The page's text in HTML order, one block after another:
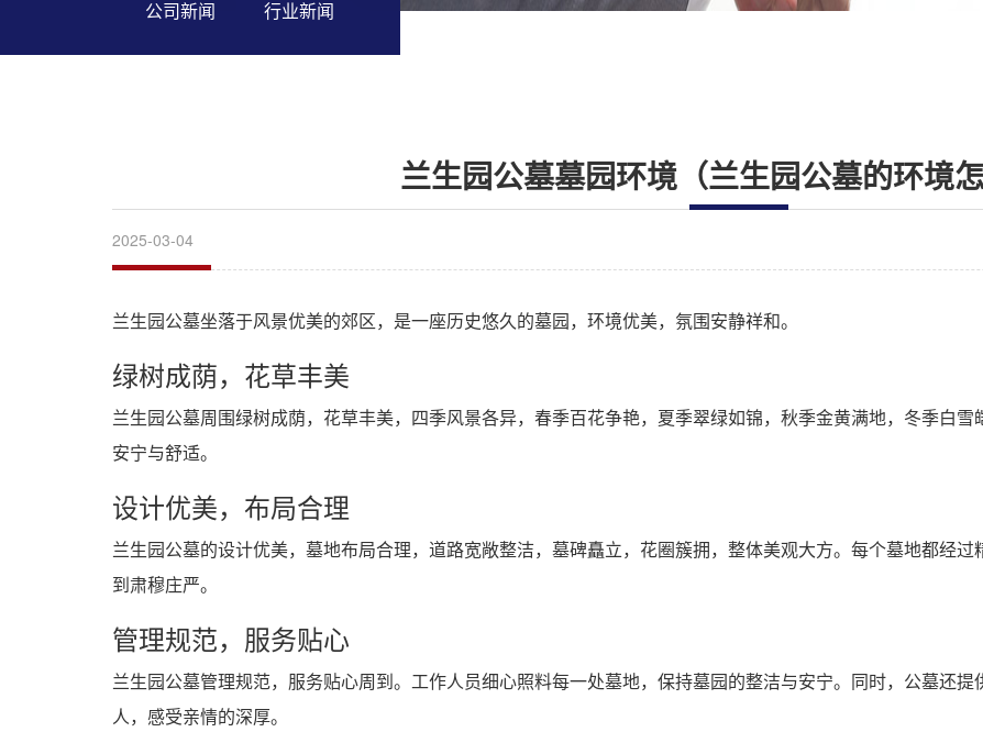
公司新闻 行业新闻
兰生园公墓墓园环境（兰生园公墓的环境怎
2025-03-04
兰生园公墓坐落于风景优美的郊区，是一座历史悠久的墓园，环境优美，氛围安静祥和。
绿树成荫，花草丰美
兰生园公墓周围绿树成荫，花草丰美，四季风景各异，春季百花争艳，夏季翠绿如锦，秋季金黄满地，冬季白
安宁与舒适。
设计优美，布局合理
兰生园公墓的设计优美，墓地布局合理，道路宽敞整洁，墓碑矗立，花圈簇拥，整体美观大方。每个墓地都经
到肃穆庄严。
管理规范，服务贴心
兰生园公墓管理规范，服务贴心周到。工作人员细心照料每一处墓地，保持墓园的整洁与安宁。同时，公墓还
人，感受亲情的深厚。